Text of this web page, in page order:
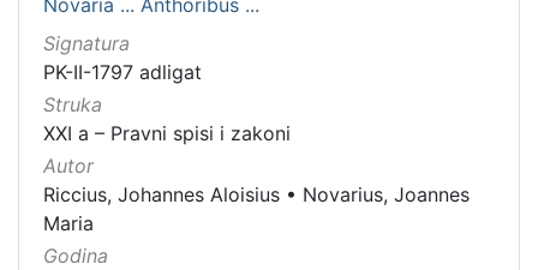
Signatura
PK-II-1797 adligat
Struka
XXI a – Pravni spisi i zakoni
Autor
Riccius, Johannes Aloisius • Novarius, Joannes
Maria
Godina